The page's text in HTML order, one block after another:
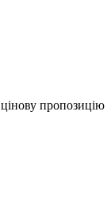
пропозицію